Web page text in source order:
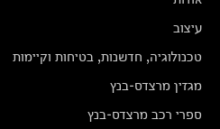
עיצוב
טכנולוגיה, חדשנות, בטיחות וקיימות
מגזין מרצדס-בנץ
ספרי רכב מרצדס-בנץ